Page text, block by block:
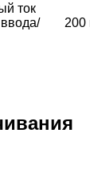
ток